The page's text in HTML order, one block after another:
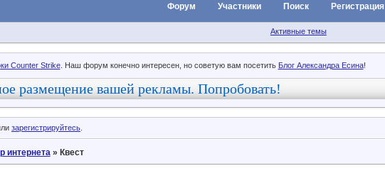
Форум Участники Поиск Регистрация
Активные темы
Counter Strike. Наш форум конечно интересен, но советую вам посетить Блог Александра Есина!
размещение вашей рекламы. Попробовать!
зарегистрируйтесь.
интернета » Квест